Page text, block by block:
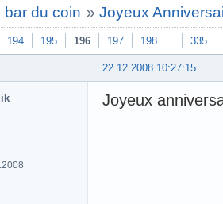
bar du coin »Joyeux
194 195 196 197 198 335
22.12.2008 10:27:15
Joyeux